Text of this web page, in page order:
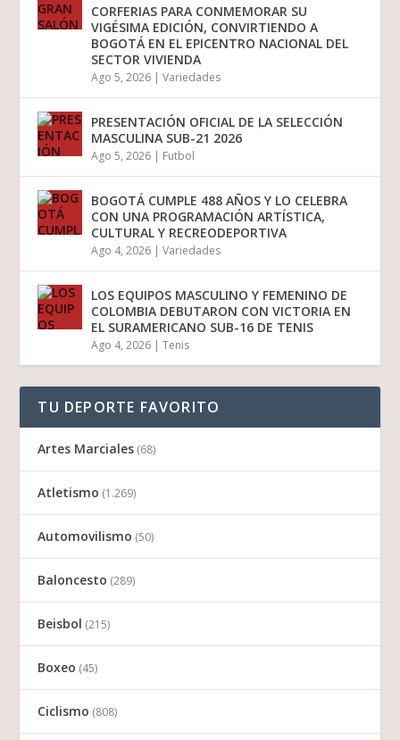
CORFERIAS PARA CONMEMORAR SU
VIGÉSIMA EDICIÓN, CONVIRTIENDO A
BOGOTÁ EN EL EPICENTRO NACIONAL DEL
SECTOR VIVIENDA
Ago 5, 2026 |Variedades
PRESENTACIÓN OFICIAL DE LA SELECCIÓN
MASCULINA SUB-21 2026
Ago 5, 2026 | Futbol
BOGOTÁ CUMPLE 488 AÑOS Y LO CELEBRA
CON UNA PROGRAMACIÓN ARTÍSTICA,
CULTURAL Y RECREODEPORTIVA
Ago 4, 2026 |Variedades
LOS EQUIPOS MASCULINO Y FEMENINO DE
COLOMBIA DEBUTARON CON VICTORIA EN
EL SURAMERICANO SUB-16 DE TENIS
Ago 4, 2026 |Tenis
TU DEPORTE FAVORITO
Artes Marciales (68)
Atletismo (1.269)
Automovilismo (50)
Baloncesto (289)
Beisbol (215)
Boxeo (45)
Ciclismo (808)